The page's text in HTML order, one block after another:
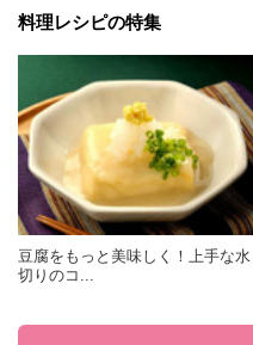
料理レシピの特集
豆腐をもっと美味しく！上手な水
切りのコ...